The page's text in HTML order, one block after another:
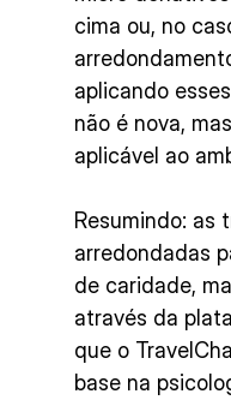
cima ou, no
aplicando
não é nova,
aplicável ao
Resumindo: as
arredondadas
de caridade,
através da
que o
base na